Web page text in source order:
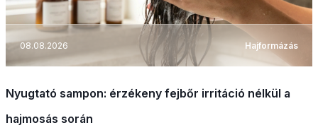
08.08.2026 Hajformázás
Nyugtató sampon: érzékeny fejbőr irritáció nélkül a
hajmosás során